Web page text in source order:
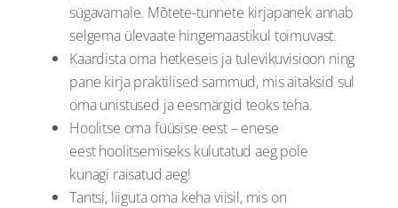
sügavamale. Mõtete-tunnete kirjapanek annab
selgema ülevaate hingemaastikul toimuvast.
Kaardista oma hetkeseis ja tulevikuvisioon ning
pane kirja praktilised sammud, mis aitaksid sul
oma unistused ja eesmärgid teoks teha.
Hoolitse oma füüsise eest – enese
eest hoolitsemiseks kulutatud aeg pole
kunagi raisatud aeg!
Tantsi, liiguta oma keha viisil, mis on